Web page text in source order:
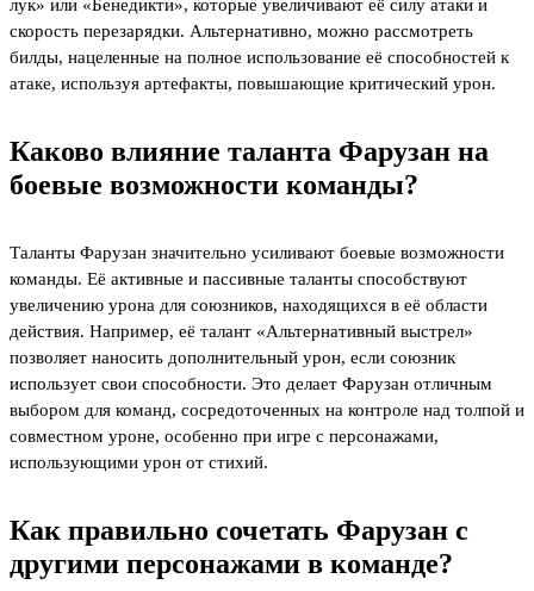
лук» или «Бенедикти», которые увеличивают её силу атаки и
скорость перезарядки. Альтернативно, можно рассмотреть
билды, нацеленные на полное использование её способностей к
атаке, используя артефакты, повышающие критический урон.
Каково влияние таланта Фарузан на
боевые возможности команды?
Таланты Фарузан значительно усиливают боевые возможности
команды. Её активные и пассивные таланты способствуют
увеличению урона для союзников, находящихся в её области
действия. Например, её талант «Альтернативный выстрел»
позволяет наносить дополнительный урон, если союзник
использует свои способности. Это делает Фарузан отличным
выбором для команд, сосредоточенных на контроле над толпой и
совместном уроне, особенно при игре с персонажами,
использующими урон от стихий.
Как правильно сочетать Фарузан с
другими персонажами в команде?